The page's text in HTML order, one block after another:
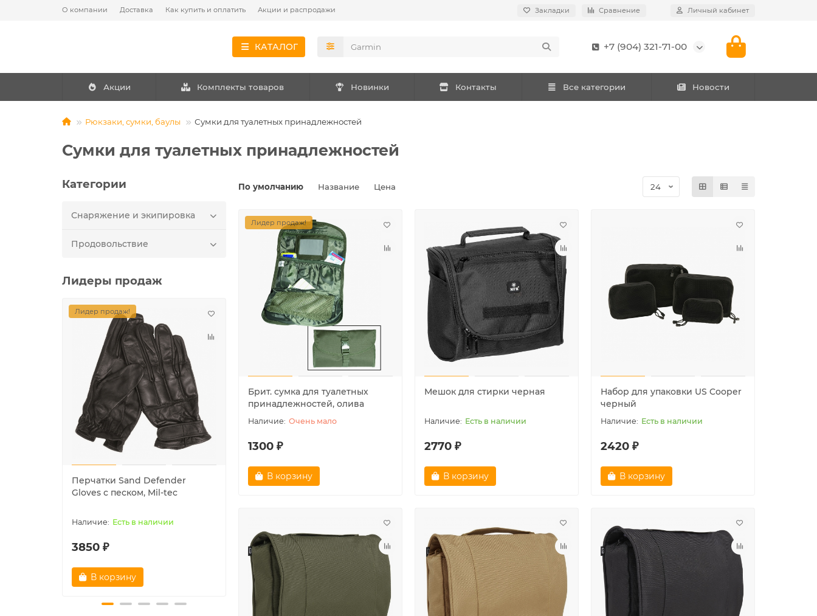
О компании Доставка Как купить и оплатить Акции и распродажи Закладки Сравнение Личный кабинет
КАТАЛОГ +7 (904) 321-71-00
Акции Комплекты товаров Новинки Контакты Все категории Новости
Рюкзаки, сумки, баулы Сумки для туалетных принадлежностей
Сумки для туалетных принадлежностей
Категории
Снаряжение и экипировка
Продовольствие
Лидеры продаж
Лидер продаж!
Перчатки Sand Defender
Gloves с песком, Mil-tec
Есть в наличии
3850 ₽
В корзину
Лидер продаж!
Шапка американского матроса
1780 ₽
В корзину
Лидер продаж!
Аптечка первой помощи
1200 ₽
В корзину
Лидер продаж!
Контейнер для спичек
310 ₽
В корзину
По умолчанию Название Цена
Лидер продаж!
Брит. сумка для туалетных
принадлежностей, олива
Очень мало
1300 ₽
В корзину
Мешок для стирки черная
Есть в наличии
2770 ₽
В корзину
Набор для упаковки US Cooper
черный
Есть в наличии
2420 ₽
В корзину